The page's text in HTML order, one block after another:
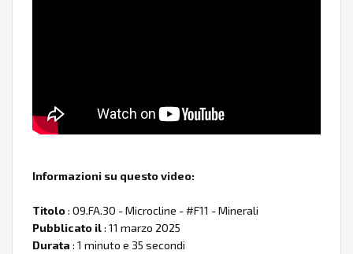
Informazioni su questo video:
Titolo: 09.FA.30 - Microcline - #F11 - Minerali
Pubblicato il: 11 marzo 2025
Durata : 1 minuto e 35 secondi